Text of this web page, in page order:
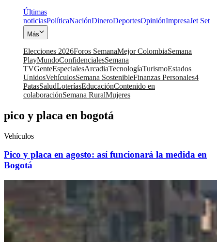
Últimas
noticiasPolíticaNaciónDineroDeportesOpiniónImpresaJet Set
Más
Elecciones 2026Foros SemanaMejor ColombiaSemana
PlayMundoConfidencialesSemana
TVGenteEspecialesArcadiaTecnologíaTurismoEstados
UnidosVehículosSemana SostenibleFinanzas Personales4
PatasSaludLoteríasEducaciónContenido en
colaboraciónSemana RuralMujeres
pico y placa en bogotá
Vehículos
Pico y placa en agosto: así funcionará la medida en
Bogotá